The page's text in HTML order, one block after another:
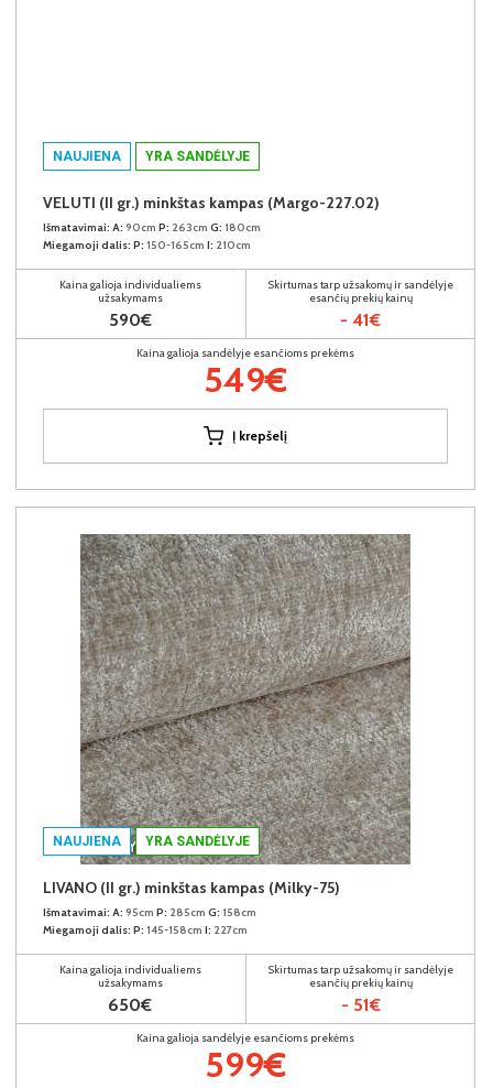
NAUJIENA YRA SANDĖLYJE
VELUTI (II gr.) minkštas kampas (Margo-227.02)
Išmatavimai: A: 90cm P: 263cm G: 180cm
Miegamoji dalis: P: 150-165cm I: 210cm
Kaina galioja individualiems
užsakymams
590€
Skirtumas tarp užsakomų ir sandėlyje
esančių prekių kainų
- 41€
Kaina galioja sandėlyje esančioms prekėms
549€
Į krepšelį
NAUJIENA YRA SANDĖLYJE
LIVANO (II gr.) minkštas kampas (Milky-75)
Išmatavimai: A: 95cm P: 285cm G: 158cm
Miegamoji dalis: P: 145-158cm I: 227cm
Kaina galioja individualiems
užsakymams
650€
Skirtumas tarp užsakomų ir sandėlyje
esančių prekių kainų
- 51€
Kaina galioja sandėlyje esančioms prekėms
599€